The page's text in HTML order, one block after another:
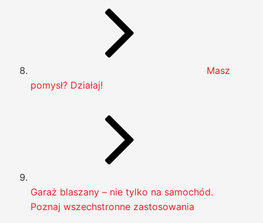
Masz
pomysł? Działaj!
Garaż blaszany – nie tylko na samochód.
Poznaj wszechstronne zastosowania